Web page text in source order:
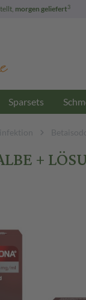
morgen geliefert3
Sparsets
+